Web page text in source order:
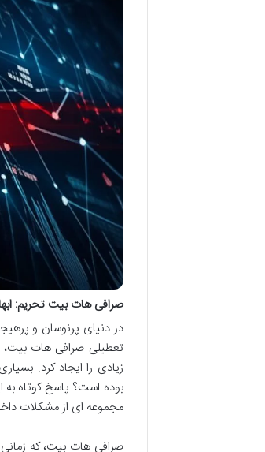
صرافی هات بیت تحریم:
در دنیای پرنوسان و
تعطیلی صرافی هات بیت،
زیادی را ایجاد کرد.
بوده است؟ پاسخ کوتاه
مجموعه ای از مشکلات
صرافی هات بیت، که